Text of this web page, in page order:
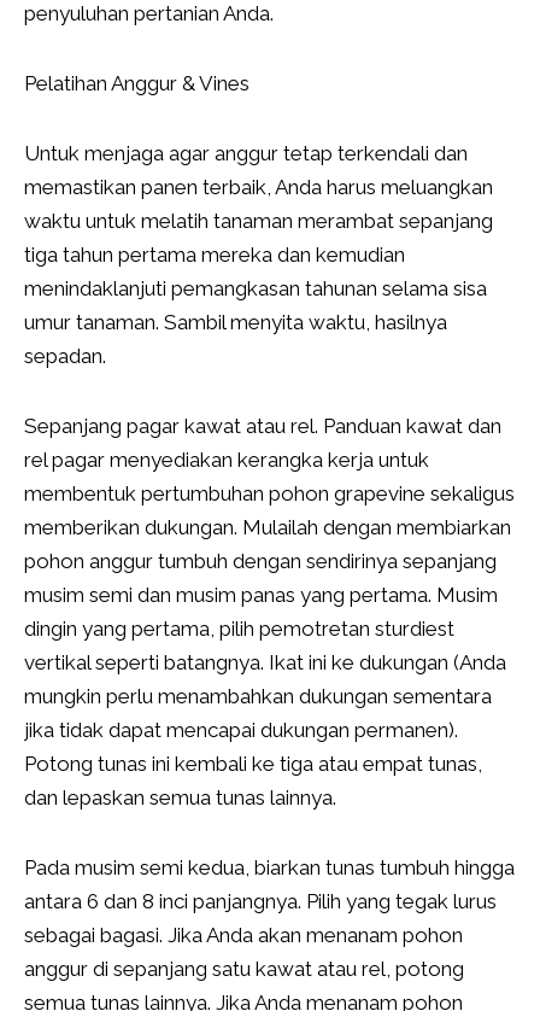
penyuluhan pertanian Anda.
Pelatihan Anggur & Vines
Untuk menjaga agar anggur tetap terkendali dan
memastikan panen terbaik, Anda harus meluangkan
waktu untuk melatih tanaman merambat sepanjang
tiga tahun pertama mereka dan kemudian
menindaklanjuti pemangkasan tahunan selama sisa
umur tanaman. Sambil menyita waktu, hasilnya
sepadan.
Sepanjang pagar kawat atau rel. Panduan kawat dan
rel pagar menyediakan kerangka kerja untuk
membentuk pertumbuhan pohon grapevine sekaligus
memberikan dukungan. Mulailah dengan membiarkan
pohon anggur tumbuh dengan sendirinya sepanjang
musim semi dan musim panas yang pertama. Musim
dingin yang pertama, pilih pemotretan sturdiest
vertikal seperti batangnya. Ikat ini ke dukungan (Anda
mungkin perlu menambahkan dukungan sementara
jika tidak dapat mencapai dukungan permanen).
Potong tunas ini kembali ke tiga atau empat tunas,
dan lepaskan semua tunas lainnya.
Pada musim semi kedua, biarkan tunas tumbuh hingga
antara 6 dan 8 inci panjangnya. Pilih yang tegak lurus
sebagai bagasi. Jika Anda akan menanam pohon
anggur di sepanjang satu kawat atau rel, potong
semua tunas lainnya. Jika Anda menanam pohon